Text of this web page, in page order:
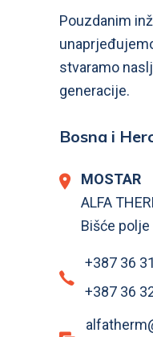
Pouzdanim
stvaramo
generacije.
Bosna i
MOSTAR
ALFA
Bišće
+387 36
+387 36